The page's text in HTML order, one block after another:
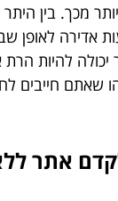
מכך. בין
אדירה לאופן
להיות הרת
שאתם חייבים
אתר